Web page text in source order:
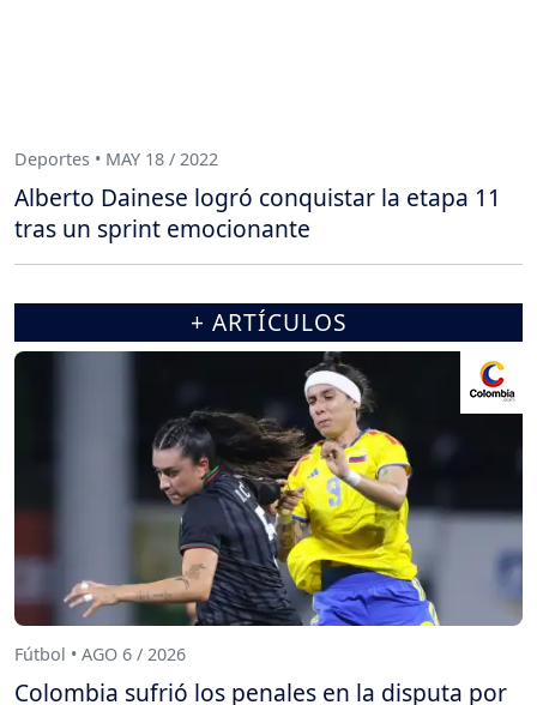
Deportes • MAY 18 / 2022
Alberto Dainese logró conquistar la etapa 11
tras un sprint emocionante
+ ARTÍCULOS
Fútbol • AGO 6 / 2026
Colombia sufrió los penales en la disputa por